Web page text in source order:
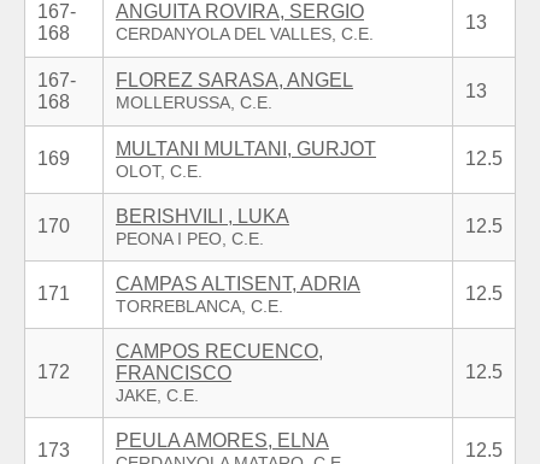
167-
168
ANGUITA ROVIRA, SERGIO
13
167-
168
FLOREZ SARASA, ANGEL
13
169 MULTANI MULTANI, GURJOT 12.5
170 BERISHVILI , LUKA 12.5
171 CAMPAS ALTISENT, ADRIA 12.5
172
CAMPOS RECUENCO,
FRANCISCO
12.5
173 PEULA AMORES, ELNA 12.5